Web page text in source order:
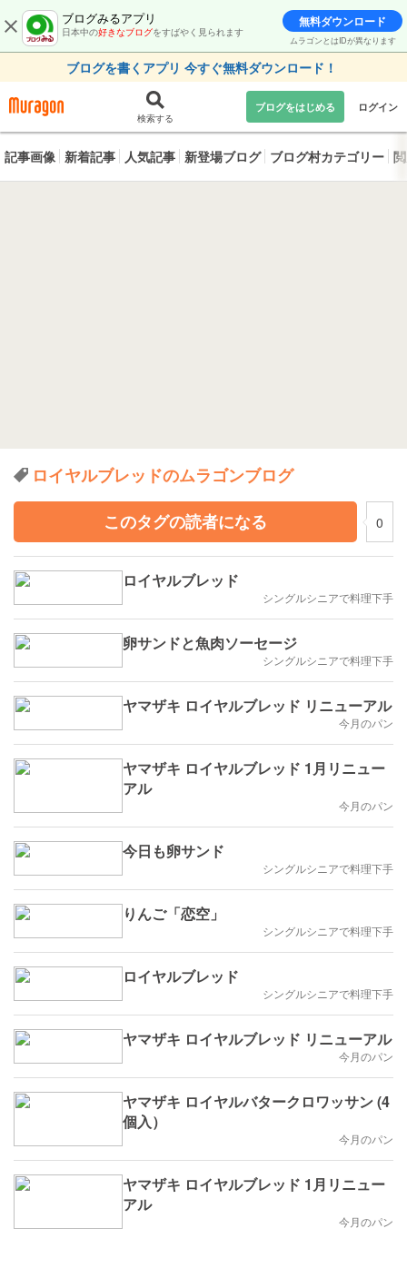
ブログみるアプリ
日本中の好きなブログをすばやく見られます
無料ダウンロード
ムラゴンとはIDが異なります
ブログを書くアプリ 今すぐ無料ダウンロード！
検索する
ブログをはじめる ログイン
記事画像 新着記事 人気記事 新登場ブログ ブログ村カテゴリー
ロイヤルブレッドのムラゴンブログ
このタグの読者になる
0
ロイヤルブレッド
シングルシニアで料理下手
卵サンドと魚肉ソーセージ
シングルシニアで料理下手
ヤマザキ ロイヤルブレッド リニューアル
今月のパン
ヤマザキ ロイヤルブレッド 1月リニュー
アル
今月のパン
今日も卵サンド
シングルシニアで料理下手
りんご「恋空」
シングルシニアで料理下手
ロイヤルブレッド
シングルシニアで料理下手
ヤマザキ ロイヤルブレッド リニューアル
今月のパン
ヤマザキ ロイヤルバタークロワッサン (4
個入）
今月のパン
ヤマザキ ロイヤルブレッド 1月リニュー
アル
今月のパン